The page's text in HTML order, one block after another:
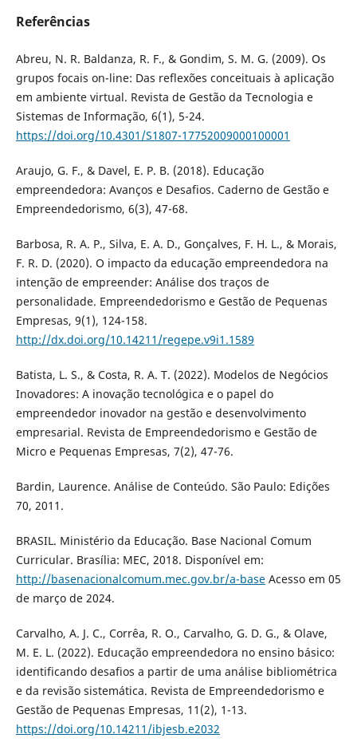
Referências
Abreu, N. R. Baldanza, R. F., & Gondim, S. M. G. (2009). Os
grupos focais on-line: Das reflexões conceituais à aplicação
em ambiente virtual. Revista de Gestão da Tecnologia e
Sistemas de Informação, 6(1), 5-24.
https://doi.org/10.4301/S1807-17752009000100001
Araujo, G. F., & Davel, E. P. B. (2018). Educação
empreendedora: Avanços e Desafios. Caderno de Gestão e
Empreendedorismo, 6(3), 47-68.
Barbosa, R. A. P., Silva, E. A. D., Gonçalves, F. H. L., & Morais,
F. R. D. (2020). O impacto da educação empreendedora na
intenção de empreender: Análise dos traços de
personalidade. Empreendedorismo e Gestão de Pequenas
Empresas, 9(1), 124-158.
http://dx.doi.org/10.14211/regepe.v9i1.1589
Batista, L. S., & Costa, R. A. T. (2022). Modelos de Negócios
Inovadores: A inovação tecnológica e o papel do
empreendedor inovador na gestão e desenvolvimento
empresarial. Revista de Empreendedorismo e Gestão de
Micro e Pequenas Empresas, 7(2), 47-76.
Bardin, Laurence. Análise de Conteúdo. São Paulo: Edições
70, 2011.
BRASIL. Ministério da Educação. Base Nacional Comum
Curricular. Brasília: MEC, 2018. Disponível em:
http://basenacionalcomum.mec.gov.br/a-baseAcesso em 05
de março de 2024.
Carvalho, A. J. C., Corrêa, R. O., Carvalho, G. D. G., & Olave,
M. E. L. (2022). Educação empreendedora no ensino básico:
identificando desafios a partir de uma análise bibliométrica
e da revisão sistemática. Revista de Empreendedorismo e
Gestão de Pequenas Empresas, 11(2), 1-13.
https://doi.org/10.14211/ibjesb.e2032